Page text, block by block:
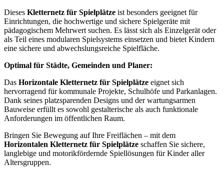
Dieses Kletternetz für Spielplätze ist besonders geeignet für
Einrichtungen, die hochwertige und sichere Spielgeräte mit
pädagogischem Mehrwert suchen. Es lässt sich als Einzelgerät oder
als Teil eines modularen Spielsystems einsetzen und bietet Kindern
eine sichere und abwechslungsreiche Spielfläche.
Optimal für Städte, Gemeinden und Planer:
Das Horizontale Kletternetz für Spielplätze eignet sich
hervorragend für kommunale Projekte, Schulhöfe und Parkanlagen.
Dank seines platzsparenden Designs und der wartungsarmen
Bauweise erfüllt es sowohl gestalterische als auch funktionale
Anforderungen im öffentlichen Raum.
Bringen Sie Bewegung auf Ihre Freiflächen – mit dem
Horizontalen Kletternetz für Spielplätze schaffen Sie sichere,
langlebige und motorikfördernde Spiellösungen für Kinder aller
Altersgruppen.